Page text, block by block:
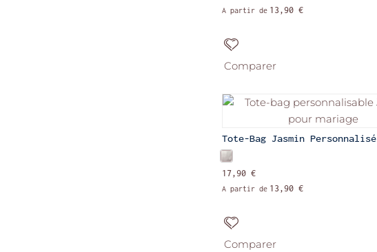
A partir de 13,90 €
Comparer
Tote-Bag Jasmin Personnalisé
17,90 €
A partir de 13,90 €
Comparer